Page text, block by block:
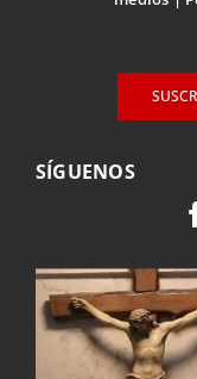
SÍGUENOS